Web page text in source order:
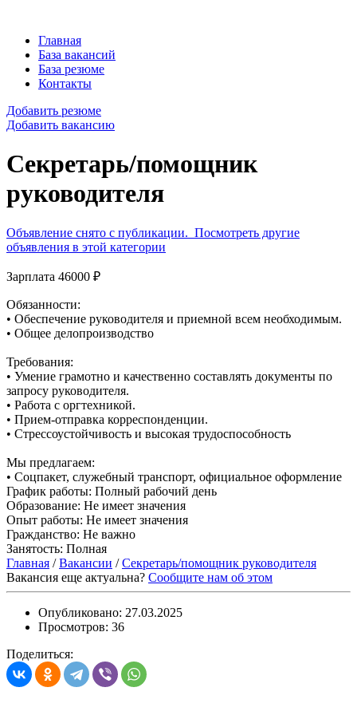
Главная
База вакансий
База резюме
Контакты
Добавить резюме
Добавить вакансию
Секретарь/помощник
руководителя
Объявление снято с публикации. Посмотреть другие
объявления в этой категории
Зарплата 46000 ₽
Обязанности:
• Обеспечение руководителя и приемной всем необходимым.
• Общее делопроизводство
Требования:
• Умение грамотно и качественно составлять документы по
запросу руководителя.
• Работа с оргтехникой.
• Прием-отправка корреспонденции.
• Стрессоустойчивость и высокая трудоспособность
Мы предлагаем:
• Соцпакет, служебный транспорт, официальное оформление
График работы: Полный рабочий день
Образование: Не имеет значения
Опыт работы: Не имеет значения
Гражданство: Не важно
Занятость: Полная
Главная /Вакансии /Секретарь/помощник руководителя
Вакансия еще актуальна? Сообщите нам об этом
Опубликовано: 27.03.2025
Просмотров: 36
Поделиться: